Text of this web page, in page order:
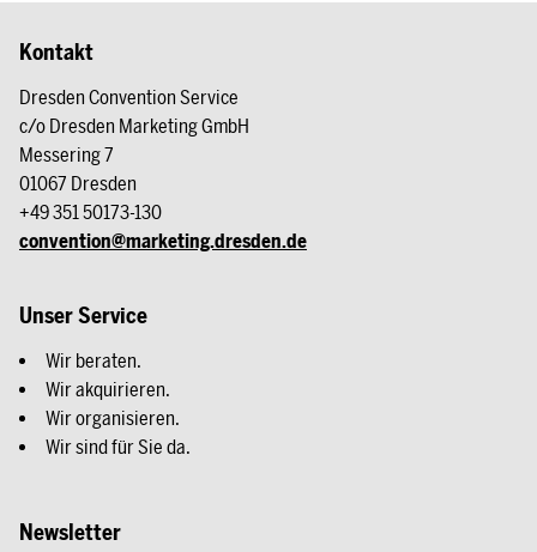
Kontakt
Dresden Convention Service
c/o Dresden Marketing GmbH
Messering 7
01067 Dresden
+49 351 50173-130
convention@marketing.dresden.de
Unser Service
Wir beraten.
Wir akquirieren.
Wir organisieren.
Wir sind für Sie da.
Newsletter